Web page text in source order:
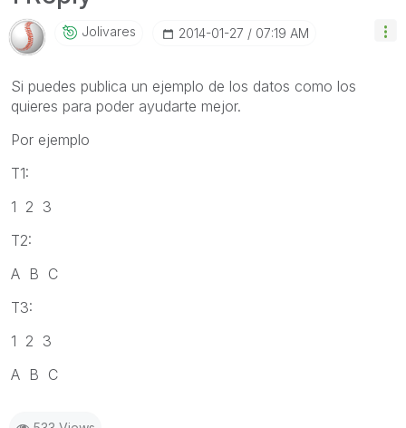
Jolivares ‎2014-01-27 07:19 AM
Si puedes publica un ejemplo de los datos como los
quieres para poder ayudarte mejor.
Por ejemplo
T1:
1 2 3
T2:
A B C
T3:
1 2 3
A B C